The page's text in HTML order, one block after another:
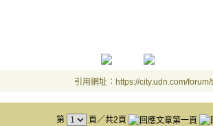
引用網址：https://city.udn.com/
第 頁／共2頁